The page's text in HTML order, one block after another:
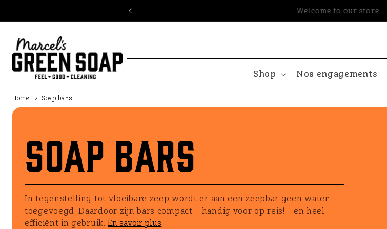
au
Livraison dans toute l'UE
Shop Nos engagements
Home › Soap bars
Soap bars
In tegenstelling tot vloeibare zeep wordt er aan een zeepbar geen water
toegevoegd. Daardoor zijn bars compact – handig voor op reis! - en heel
efficiënt in gebruik.En savoir plus